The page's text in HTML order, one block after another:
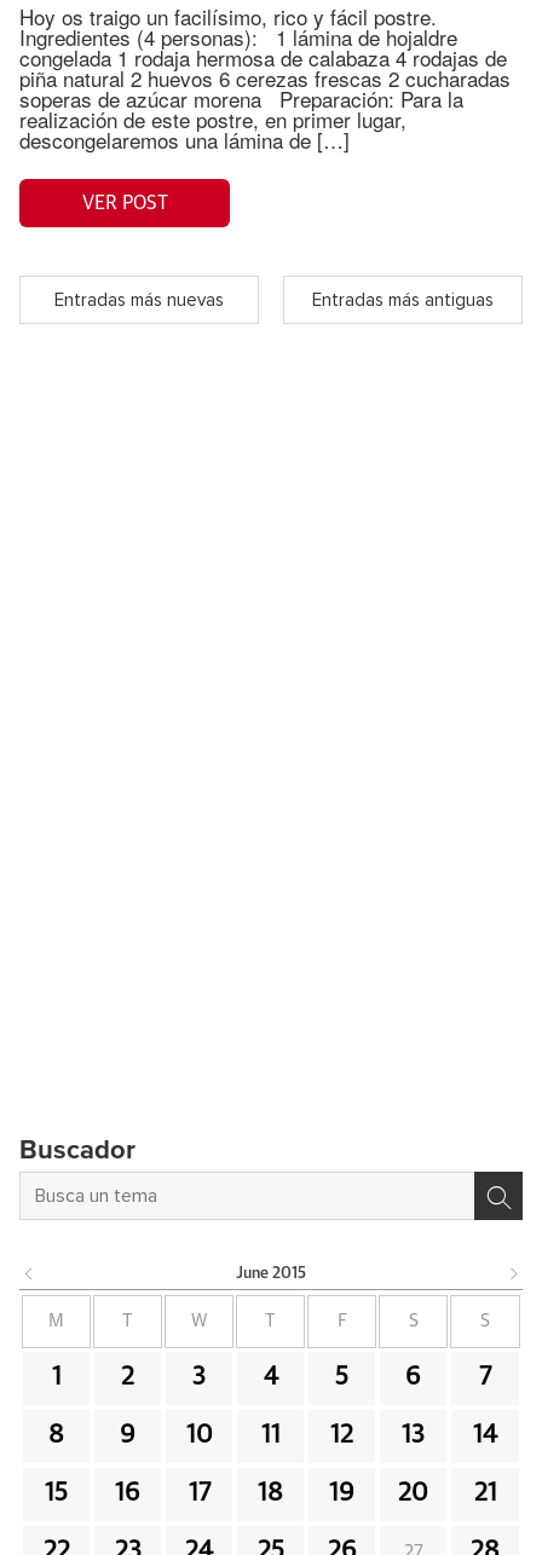
Hoy os traigo un facilísimo, rico y fácil postre.
Ingredientes (4 personas): 1 lámina de hojaldre
congelada 1 rodaja hermosa de calabaza 4 rodajas de
piña natural 2 huevos 6 cerezas frescas 2 cucharadas
soperas de azúcar morena Preparación: Para la
realización de este postre, en primer lugar,
descongelaremos una lámina de […]
VER POST
Entradas más nuevas Entradas más antiguas
Buscador
June 2015
M W F S S
1 2 3 4 5 6 7
8 9 10 11 12 13 14
15 16 17 18 19 20 21